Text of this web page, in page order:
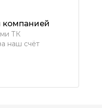
компанией
ТК
наш счёт